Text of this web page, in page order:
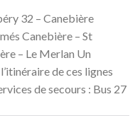
32 – Canebière
Canebière – St
– Le Merlan Un
de ces lignes
de secours : Bus 27